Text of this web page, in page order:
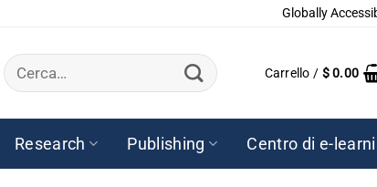
Globally
Cerca:
Carrello / $0.00
Research Publishing Centro di e-